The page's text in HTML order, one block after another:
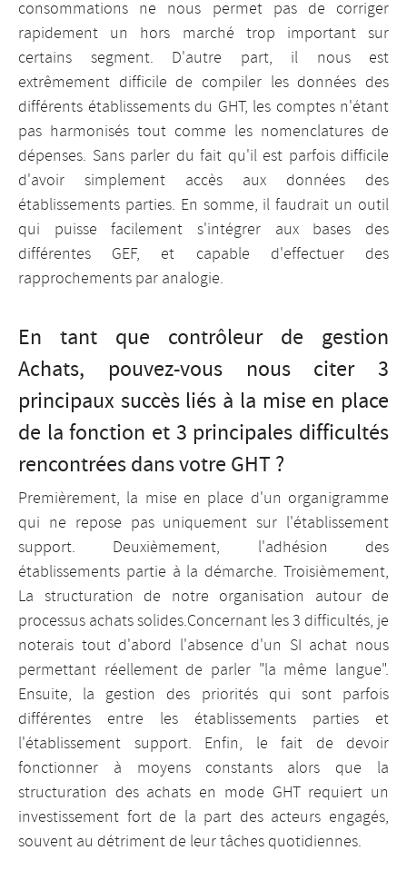
consommations ne nous permet pas de corriger
rapidement un hors marché trop important sur
certains segment. D'autre part, il nous est
extrêmement difficile de compiler les données des
différents établissements du GHT, les comptes n'étant
pas harmonisés tout comme les nomenclatures de
dépenses. Sans parler du fait qu'il est parfois difficile
d'avoir simplement accès aux données des
établissements parties. En somme, il faudrait un outil
qui puisse facilement s'intégrer aux bases des
différentes GEF, et capable d'effectuer des
rapprochements par analogie.
En tant que contrôleur de gestion
Achats, pouvez-vous nous citer 3
principaux succès liés à la mise en place
de la fonction et 3 principales difficultés
rencontrées dans votre GHT ?
Premièrement, la mise en place d'un organigramme
qui ne repose pas uniquement sur l'établissement
support. Deuxièmement, l'adhésion des
établissements partie à la démarche. Troisièmement,
La structuration de notre organisation autour de
processus achats solides.Concernant les 3 difficultés, je
noterais tout d'abord l'absence d'un SI achat nous
permettant réellement de parler "la même langue".
Ensuite, la gestion des priorités qui sont parfois
différentes entre les établissements parties et
l'établissement support. Enfin, le fait de devoir
fonctionner à moyens constants alors que la
structuration des achats en mode GHT requiert un
investissement fort de la part des acteurs engagés,
souvent au détriment de leur tâches quotidiennes.